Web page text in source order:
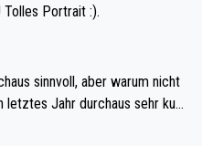
Tolles Portrait :).
sinnvoll, aber warum nicht